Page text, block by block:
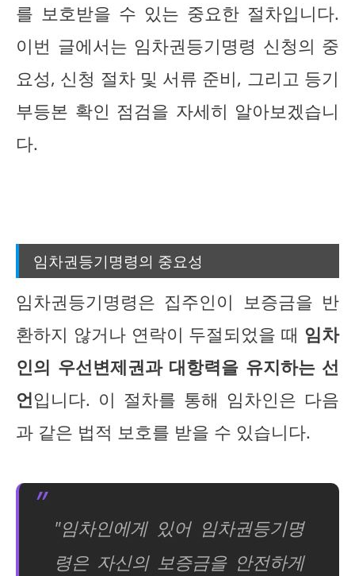
를 보호받을 수 있는 중요한 절차입니다.
이번 글에서는 임차권등기명령 신청의 중
요성, 신청 절차 및 서류 준비, 그리고 등기
부등본 확인 점검을 자세히 알아보겠습니
다.
임차권등기명령의 중요성
임차권등기명령은 집주인이 보증금을 반
환하지 않거나 연락이 두절되었을 때 임차
인의 우선변제권과 대항력을 유지하는 선
언입니다. 이 절차를 통해 임차인은 다음
과 같은 법적 보호를 받을 수 있습니다.
"임차인에게 있어 임차권등기명
령은 자신의 보증금을 안전하게